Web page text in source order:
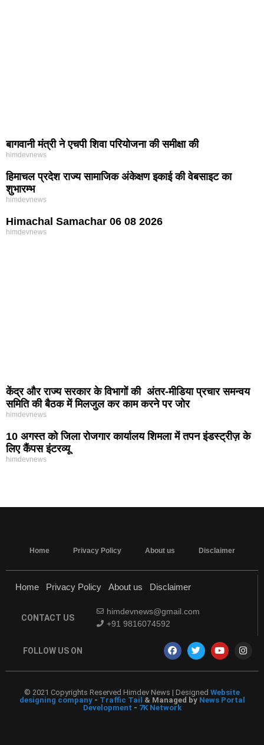
बागवानी मंत्री ने एचपी शिवा परियोजना की समीक्षा की
himdevnews
हिमाचल प्रदेश राज्य सामाजिक अंकेक्षण इकाई की वेबसाइट का
शुभारम्भ
himdevnews
Himachal Samachar 06 08 2026
himdevnews
केंद्र और राज्य सरकार के विभागों की अंतर-मीडिया प्रचार समन्वय
समिति की बैठक में मिलजुल कर काम करने पर जोर
himdevnews
10 अगस्त को जिला रोजगार कार्यालय शिमला में तपन इंडस्ट्रीज़ के
लिए कैंपस इंटरव्यू
himdevnews
Home Privacy Policy About us Disclaimer
Home Privacy Policy About us Disclaimer
CONTACT US
himdevnews@gmail.com
+91 9816074592
FOLLOW US ON
© 2021 Copyrights Reserved Himdev News | Designed Website
designing company- Traffic Tail & Managed by News Portal
Development - 7K Network